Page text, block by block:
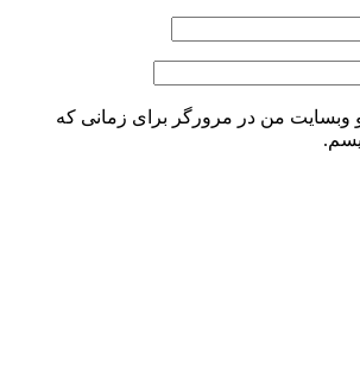
و وبسایت من در مرورگر برای زمانی که